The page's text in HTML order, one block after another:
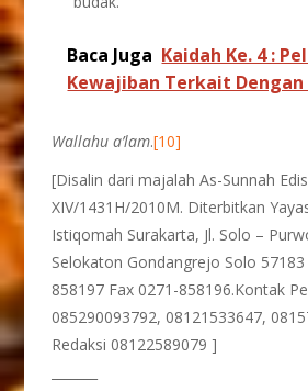
Baca Juga Kaidah Ke. 4 :
Kewajiban Terkait Dengan
Wallahu a’lam.[10]
[Disalin dari majalah As-Sunnah
XIV/1431H/2010M. Diterbitkan
Istiqomah Surakarta, Jl. Solo –
Selokaton Gondangrejo Solo 57183
858197 Fax 0271-858196.Kontak
085290093792, 08121533647,
Redaksi 08122589079 ]